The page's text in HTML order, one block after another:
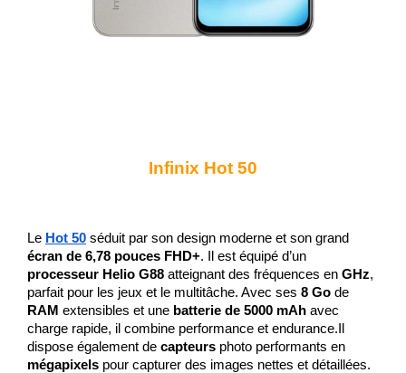
Infinix Hot 50
Le Hot 50
écran de 6,78 pouces FHD+
processeur Helio G88 atteignant des fréquences en GHz,
parfait pour les jeux et le multitâche. Avec ses 8 Go
RAM extensibles et une batterie de 5000 mAh avec
charge rapide, il combine performance et endurance.Il
dispose également de capteurs
mégapixels pour capturer des images nettes et détaillées.